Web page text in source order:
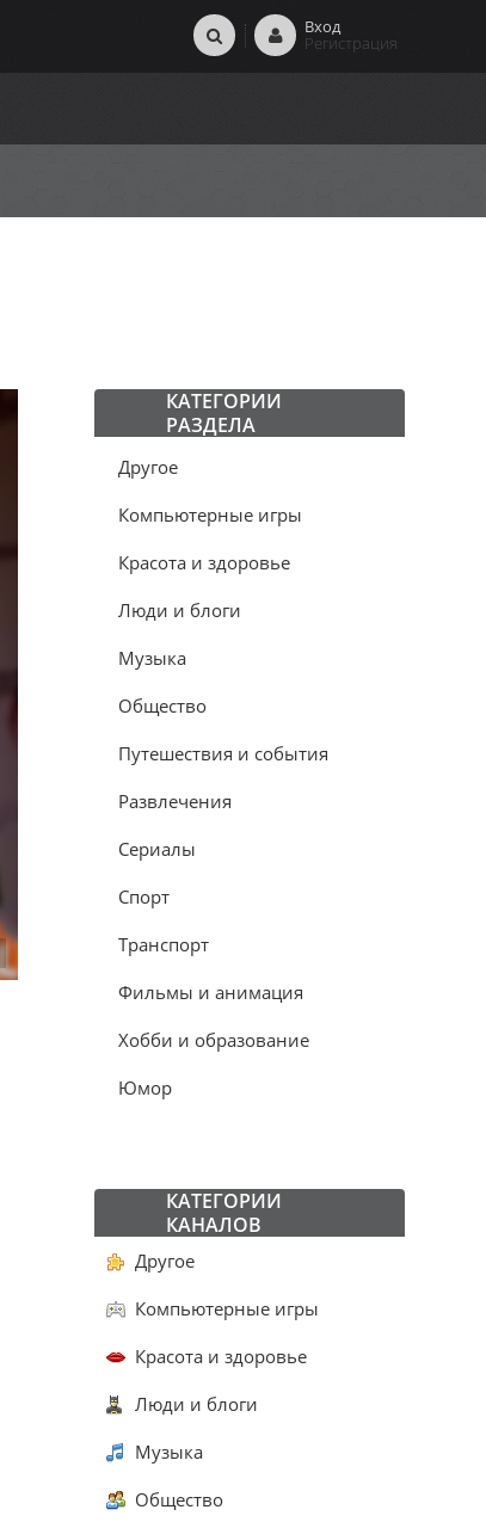
Вход
Регистрация
КАТЕГОРИИ
РАЗДЕЛА
Другое
Компьютерные игры
Красота и здоровье
Люди и блоги
Музыка
Общество
Путешествия и события
Развлечения
Сериалы
Спорт
Транспорт
Фильмы и анимация
Хобби и образование
Юмор
КАТЕГОРИИ
КАНАЛОВ
Другое
Компьютерные игры
Красота и здоровье
Люди и блоги
Музыка
Общество